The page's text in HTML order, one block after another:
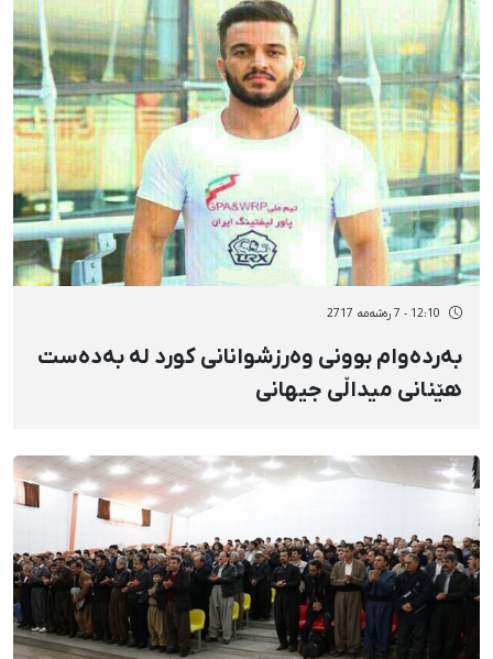
12:10 - 7 رەشەمه 2717
بەردەوام بوونی وەرزشوانانی کورد لە بەدەست
هێنانی میداڵی جیهانی